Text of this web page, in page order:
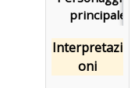
principale:
Interpretazi
oni